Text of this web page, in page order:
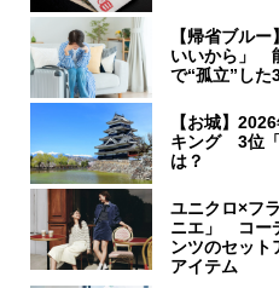
【帰省ブル
いいから」
で“孤立”した
【お城】
キング 3位
は？
ユニクロ×フ
ニエ」 コー
ンツのセッ
アイテム